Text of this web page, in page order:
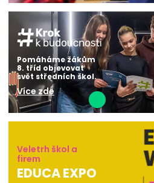
Pomáháme žákům
8. tříd objevovat
svět středních škol.
Více zde
Veletrh škol a
firem
EDUCA EXPO